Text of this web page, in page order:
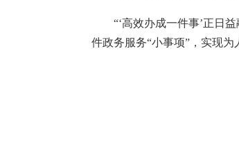
“‘高效办成一件事’正日
件政务服务“小事项”，实现为